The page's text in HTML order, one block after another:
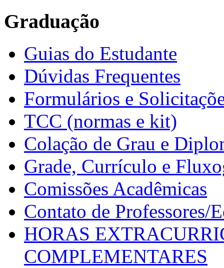
Graduação
Guias do Estudante
Dúvidas Frequentes
Formulários e
TCC (normas e kit)
Colação de Grau e
Grade, Currículo e
Comissões Acadêmicas
Contato de Professores/
HORAS
COMPLEMENTARES